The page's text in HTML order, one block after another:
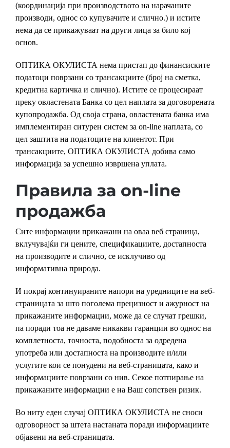
(координација при производството на нарачаните
производи, однос со купувачите и слично.) и истите
нема да се прикажуваат на други лица за било кој
основ.
ОПТИКА ОКУЛИСТА нема пристап до финансиските
податоци поврзани со трансакциите (број на сметка,
кредитна картичка и слично). Истите се процесираат
преку овластената Банка со цел наплата за договорената
купопродажба. Од своја страна, овластената банка има
имплементиран ситурен систем за on-line наплата, со
цел заштита на податоците на клиентот. При
трансакциите, ОПТИКА ОКУЛИСТА добива само
информација за успешно извршена уплата.
Правила за on-line
продажба
Сите информации прикажани на оваа веб страница,
вклучувајќи ги цените, спецификациите, достапноста
на производите и слично, се исклучиво од
информативна природа.
И покрај континуираните напори на уредниците на веб-
страницата за што поголема прецизност и ажурност на
прикажаните информации, може да се случат грешки,
па поради тоа не даваме никакви гаранции во однос на
комплетноста, точноста, подобноста за одредена
употреба или достапноста на производите и/или
услугите кои се понудени на веб-страницата, како и
информациите поврзани со нив. Секое потпирање на
прикажаните информации е на Ваш сопствен ризик.
Во ниту еден случај ОПТИКА ОКУЛИСТА не сноси
одговорност за штета настаната поради информациите
објавени на веб-страницата.